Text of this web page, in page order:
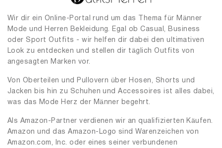
Wir dir ein Online-Portal rund um das Thema für Männer
Mode und Herren Bekleidung. Egal ob Casual, Business
oder Sport Outfits - wir helfen dir dabei den ultimativen
Look zu entdecken und stellen dir täglich Outfits von
angesagten Marken vor.
Von Oberteilen und Pullovern über Hosen, Shorts und
Jacken bis hin zu Schuhen und Accessoires ist alles dabei,
was das Mode Herz der Männer begehrt.
Als Amazon-Partner verdienen wir an qualifizierten Käufen.
Amazon und das Amazon-Logo sind Warenzeichen von
Amazon.com, Inc. oder eines seiner verbundenen